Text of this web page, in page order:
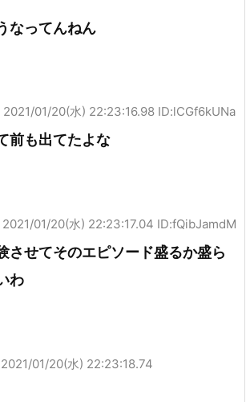
なってんねん
2021/01/20(水) 22:23:16.98 ID:lCGf6kUNa
前も出てたよな
2021/01/20(水) 22:23:17.04 ID:fQibJamdM
させてそのエピソード盛るか盛ら
わ
2021/01/20(水) 22:23:18.74